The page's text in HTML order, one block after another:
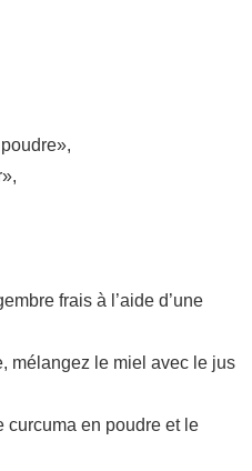
frais à l’aide d’une
mélangez le miel avec le jus
curcuma en poudre et le